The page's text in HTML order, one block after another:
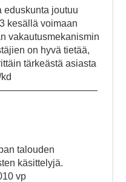
eduskunta joutuu
kesällä voimaan
vakautusmekanismin
on hyvä tietää,
tärkeästä asiasta
talouden
käsittelyjä.
vp